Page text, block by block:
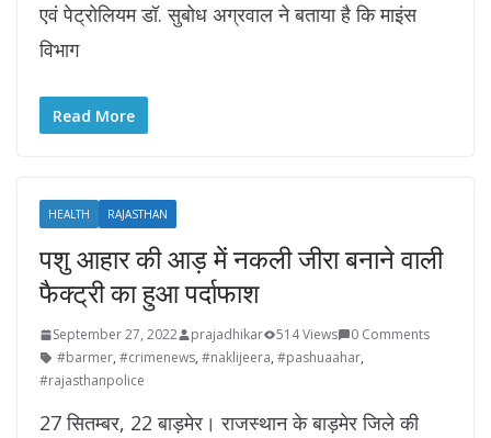
एवं पेट्रोलियम डॉ. सुबोध अग्रवाल ने बताया है कि माइंस
विभाग
Read More
HEALTH RAJASTHAN
पशु आहार की आड़ में नकली जीरा बनाने वाली
फैक्ट्री का हुआ पर्दाफाश
September 27, 2022 prajadhikar 514 Views
0 Comments
#barmer, #crimenews, #naklijeera, #pashuaahar,
#rajasthanpolice
27 सितम्बर, 22 बाड़मेर। राजस्थान के बाड़मेर जिले की